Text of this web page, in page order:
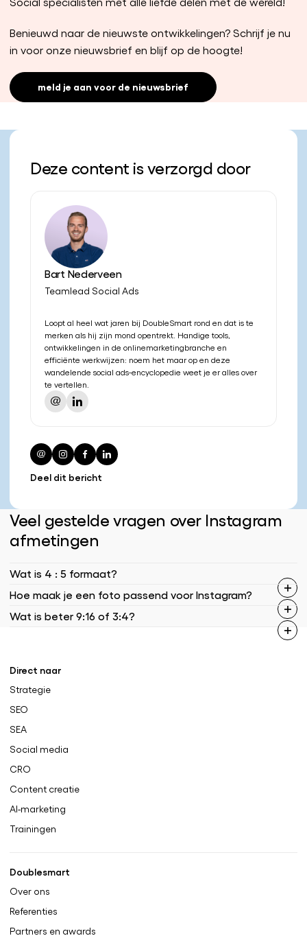
Benieuwd naar de nieuwste ontwikkelingen? Schrijf je nu
in voor onze nieuwsbrief en blijf op de hoogte!
meld je aan voor de nieuwsbrief
Deze content is verzorgd door
Deel dit bericht
Bart Nederveen
Teamlead Social Ads
Loopt al heel wat jaren bij DoubleSmart rond en dat is te
merken als hij zijn mond opentrekt. Handige tools,
ontwikkelingen in de onlinemarketingbranche en
efficiënte werkwijzen: noem het maar op en deze
wandelende social ads-encyclopedie weet je er alles over
te vertellen.
Veel gestelde vragen over Instagram
afmetingen
Wat is 4 : 5 formaat?
Hoe maak je een foto passend voor Instagram?
Wat is beter 9:16 of 3:4?
Direct naar
Strategie
SEO
SEA
Social media
CRO
Content creatie
AI-marketing
Trainingen
Doublesmart
Over ons
Referenties
Partners en awards